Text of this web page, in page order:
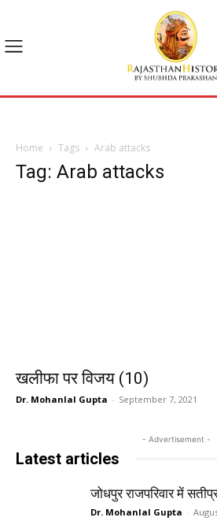
Home Tags Arab attacks
Tag: Arab attacks
खलीफा पर विजय (10)
Dr. Mohanlal Gupta - September 7, 2021
- Advertisement -
Latest articles
जोधपुर राजपरिवार में
Dr. Mohanlal Gupta -